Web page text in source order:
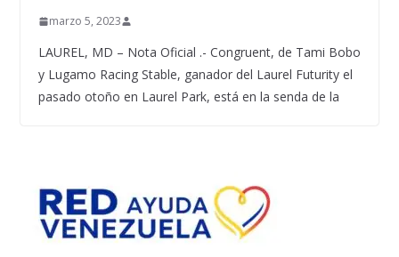
marzo 5, 2023
LAUREL, MD – Nota Oficial .- Congruent, de Tami Bobo
y Lugamo Racing Stable, ganador del Laurel Futurity el
pasado otoño en Laurel Park, está en la senda de la